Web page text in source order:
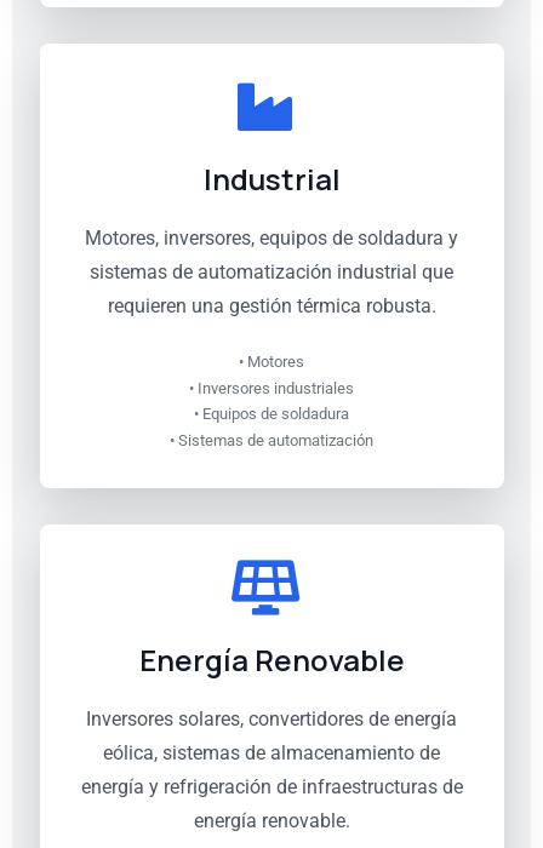
Industrial
Motores, inversores, equipos de soldadura y
sistemas de automatización industrial que
requieren una gestión térmica robusta.
• Motores
• Inversores industriales
• Equipos de soldadura
• Sistemas de automatización
Energía Renovable
Inversores solares, convertidores de energía
eólica, sistemas de almacenamiento de
energía y refrigeración de infraestructuras de
energía renovable.